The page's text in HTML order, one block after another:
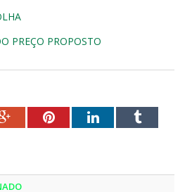
PREÇO PROPOSTO
Google+PinterestLinkedInTumblr